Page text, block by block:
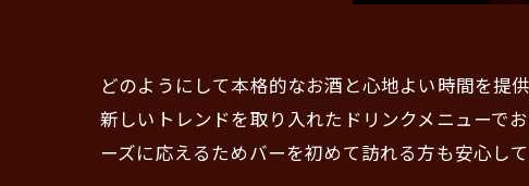
どのようにして本格的なお酒と心地よい時間を提
新しいトレンドを取り入れたドリンクメニューで
ーズに応えるためバーを初めて訪れる方も安心し